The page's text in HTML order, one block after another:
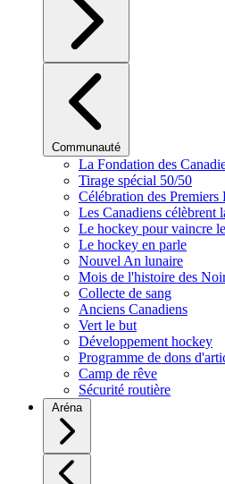
Communauté
La Fondation des
Tirage spécial 50/50
Célébration des Premiers
Les Canadiens célèbrent
Le hockey pour vaincre
Le hockey en parle
Nouvel An lunaire
Mois de l'histoire des
Collecte de sang
Anciens Canadiens
Vert le but
Développement hockey
Programme de dons
Camp de rêve
Sécurité routière
Aréna